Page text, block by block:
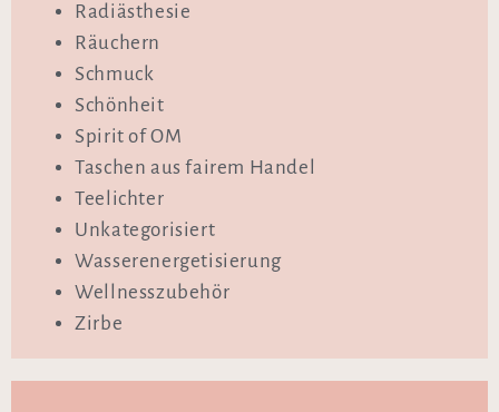
Radiästhesie
Räuchern
Schmuck
Schönheit
Spirit of OM
Taschen aus fairem Handel
Teelichter
Unkategorisiert
Wasserenergetisierung
Wellnesszubehör
Zirbe